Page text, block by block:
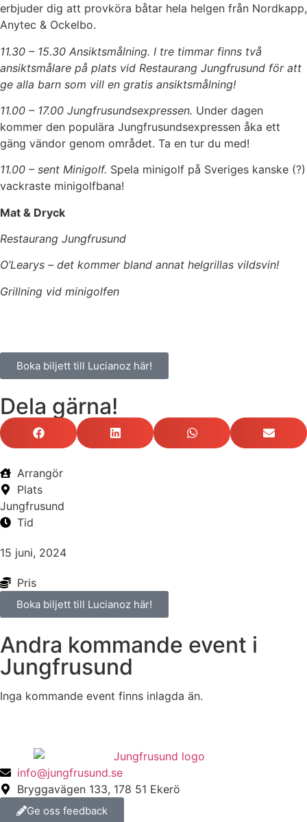
erbjuder dig att provköra båtar hela helgen från Nordkapp,
Anytec & Ockelbo.
11.30 – 15.30 Ansiktsmålning. I tre timmar finns två
ansiktsmålare på plats vid Restaurang Jungfrusund för att
ge alla barn som vill en gratis ansiktsmålning!
11.00 – 17.00 Jungfrusundsexpressen. Under dagen
kommer den populära Jungfrusundsexpressen åka ett
gäng vändor genom området. Ta en tur du med!
11.00 – sent Minigolf. Spela minigolf på Sveriges kanske (?)
vackraste minigolfbana!
Mat & Dryck
Restaurang Jungfrusund
O’Learys – det kommer bland annat helgrillas vildsvin!
Grillning vid minigolfen
Boka biljett till Lucianoz här!
Dela gärna!
Arrangör
Plats
Jungfrusund
Tid
15 juni, 2024
Pris
Boka biljett till Lucianoz här!
Andra kommande event i
Jungfrusund
Inga kommande event finns inlagda än.
info@jungfrusund.se
Bryggavägen 133, 178 51 Ekerö
Ge oss feedback